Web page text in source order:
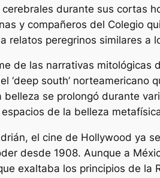
durante sus cortas
y compañeros del Colegio
relatos peregrinos similares a
de las narrativas
‘deep south’
se prolongó durante
de la belleza
el cine de Hollywood ya
desde 1908. Aunque a
exaltaba los principios de